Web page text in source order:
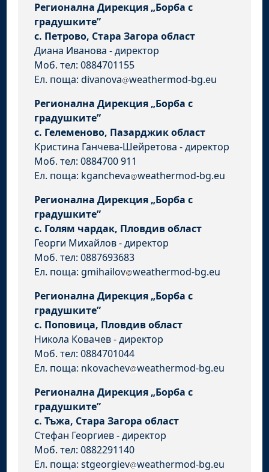
Регионална Дирекция „Борба с
градушките”
с. Петрово, Стара Загора област
Диана Иванова - директор
Моб. тел: 0884701155
Ел. поща: divanova weathermod-bg.eu
Регионална Дирекция „Борба с
градушките”
с. Гелеменово, Пазарджик област
Кристина Ганчева-Шейретова - директор
Моб. тел: 0884700 911
Ел. поща: kgancheva weathermod-bg.eu
Регионална Дирекция „Борба с
градушките”
с. Голям чардак, Пловдив област
Георги Михайлов - директор
Моб. тел: 0887693683
Ел. поща: gmihailov weathermod-bg.eu
Регионална Дирекция „Борба с
градушките”
с. Поповица, Пловдив област
Никола Ковачев - директор
Моб. тел: 0884701044
Ел. поща: nkovachev weathermod-bg.eu
Регионална Дирекция „Борба с
градушките”
с. Тъжа, Стара Загора област
Стефан Георгиев - директор
Моб. тел: 0882291140
Ел. поща: stgeorgiev weathermod-bg.eu